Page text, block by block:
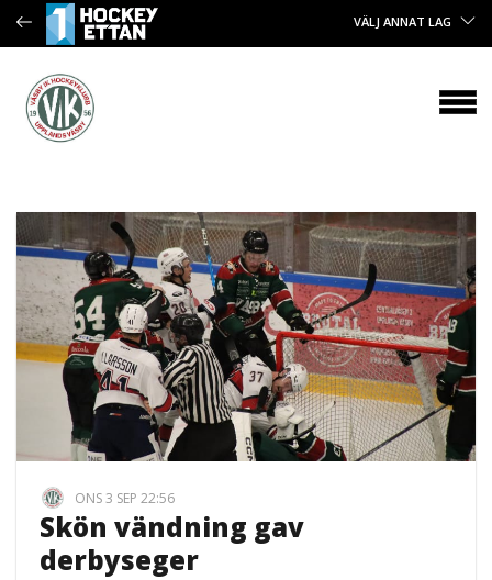
VÄLJ ANNAT LAG
ONS 3 SEP 22:56
Skön vändning gav
derbyseger